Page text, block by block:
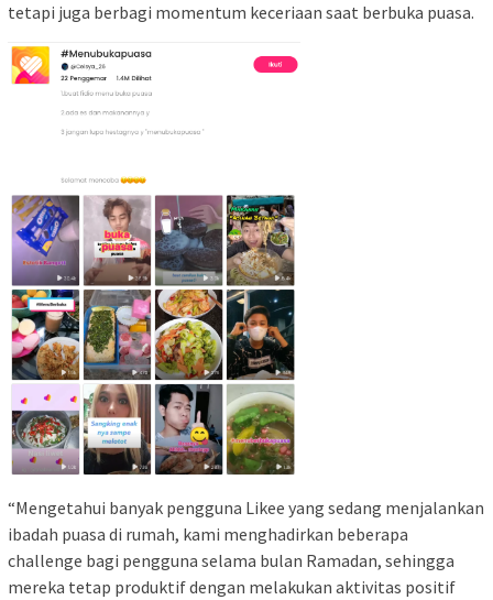
tetapi juga berbagi momentum keceriaan saat berbuka puasa.
“Mengetahui banyak pengguna Likee yang sedang menjalankan
ibadah puasa di rumah, kami menghadirkan beberapa
challenge bagi pengguna selama bulan Ramadan, sehingga
mereka tetap produktif dengan melakukan aktivitas positif